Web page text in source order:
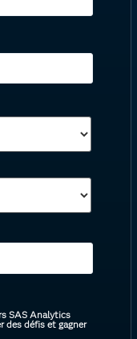
SAS Analytics
des défis et gagner